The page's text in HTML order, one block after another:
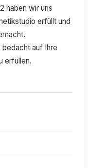
haben wir uns
erfüllt und
bedacht auf Ihre
erfüllen.